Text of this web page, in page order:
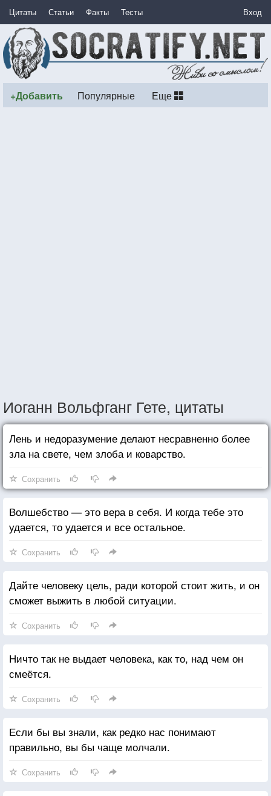
Цитаты Статьи Факты Тесты Вход
+Добавить Популярные Еще
Иоганн Вольфганг Гете, цитаты
Лень и недоразумение делают несравненно более
зла на свете, чем злоба и коварство.
Сохранить
Волшебство — это вера в себя. И когда тебе это
удается, то удается и все остальное.
Сохранить
Дайте человеку цель, ради которой стоит жить, и он
сможет выжить в любой ситуации.
Сохранить
Ничто так не выдает человека, как то, над чем он
смеётся.
Сохранить
Если бы вы знали, как редко нас понимают
правильно, вы бы чаще молчали.
Сохранить